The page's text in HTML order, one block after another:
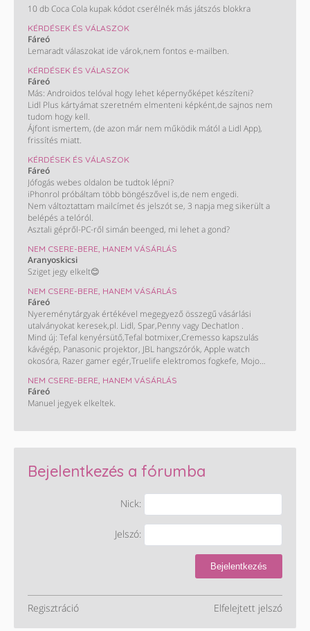
Spar – Sodaco 17/14 (1 vízforraló, 2 botmixer, 2 fritőz, 1 Popcorn
készítő)
Dolce Gusto® 2026.2. 16/14 (1 kávéélménycsomag)
Red Bull – OMV 9/6 (1 Szuper Formula Készlet, 1 hátizsák, 1 kulacs)
MOL 10/4 (7 x 50 00)
Auchan - iskolakezdés 5/2 (1x100.000; 5x50.000; 2+3 Legó)
BIC, Tipp-Ex - Auchan 4/1 (1 x 50.000)
Martini – Auchan 4/4 (1 sportkamera)
PÉNTEK (08,14)
Martini – Auchan (utazás Palermoba)
Magnum – MOL Move 13/9-10 (6 BPP utalvány)
Cinema City (PUMA autó, 1 x 1 millió, 1 ajándékcsomag)
Lidl – xixo (1 x 300.000)
Tesco – Hell (1 wellness-hétvége)
Fanta, Kinley, Sprite – Reál, Coop, CBA, Príma, Privát 8/6 (1 iPhone)
10 db Coca Cola kupak kódot cserélnék más játszós blokkra
KÉRDÉSEK ÉS VÁLASZOK
Fáreó
Lemaradt válaszokat ide várok,nem fontos e-mailben.
KÉRDÉSEK ÉS VÁLASZOK
Fáreó
Más: Androidos telóval hogy lehet képernyőképet készíteni?
Lidl Plus kártyámat szeretném elmenteni képként,de sajnos nem
tudom hogy kell.
Ájfont ismertem, (de azon már nem működik mától a Lidl App),
frissítés miatt.
KÉRDÉSEK ÉS VÁLASZOK
Fáreó
Jófogás webes oldalon be tudtok lépni?
iPhonrol próbáltam több böngészővel is,de nem engedi.
Nem változtattam mailcímet és jelszót se, 3 napja meg sikerült a
belépés a telóról.
Asztali gépről-PC-ről simán beenged, mi lehet a gond?
NEM CSERE-BERE, HANEM VÁSÁRLÁS
Aranyoskicsi
Sziget jegy elkelt😊
NEM CSERE-BERE, HANEM VÁSÁRLÁS
Fáreó
Nyereménytárgyak értékével megegyező összegű vásárlási
utalványokat keresek,pl. Lidl, Spar,Penny vagy Dechatlon .
Mind új: Tefal kenyérsütő,Tefal botmixer,Cremesso kapszulás
kávégép, Panasonic projektor, JBL hangszórók, Apple watch
okosóra, Razer gamer egér,Truelife elektromos fogkefe, Mojo
termosz,Kodak printomatic fényképező,pólók ,pulóverek,baseball
sapkák,hátizsákok,tornazsákok,Kinder pinyáta,társasok,Kilimandjaro
nagy túrahátizsák,túra bot,stb. És egy 35000Ft-os H&M kártya.
NEM CSERE-BERE, HANEM VÁSÁRLÁS
Fáreó
Manuel jegyek elkeltek.
Bejelentkezés a fórumba
Nick:
Jelszó:
Bejelentkezés
Regisztráció Elfelejtett jelszó